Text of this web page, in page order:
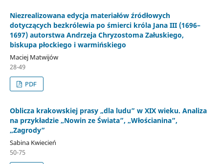
Niezrealizowana edycja materiałów źródłowych
dotyczących bezkrólewia po śmierci króla Jana III (1696–
1697) autorstwa Andrzeja Chryzostoma Załuskiego,
biskupa płockiego i warmińskiego
Maciej Matwijów
28-49
PDF
Oblicza krakowskiej prasy „dla ludu” w XIX wieku. Analiza
na przykładzie „Nowin ze Świata”, „Włościanina”,
„Zagrody”
Sabina Kwiecień
50-75